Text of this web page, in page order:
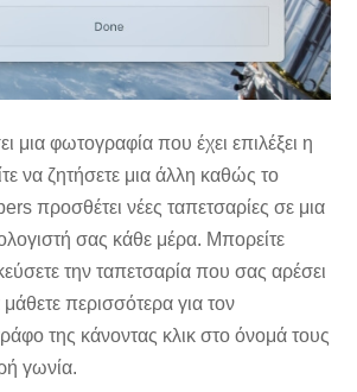
μια φωτογραφία που έχει επιλέξει η
να ζητήσετε μια άλλη καθώς το
προσθέτει νέες ταπετσαρίες σε μια
σας κάθε μέρα. Μπορείτε
την ταπετσαρία που σας αρέσει
περισσότερα για τον
της κάνοντας κλικ στο όνομά τους
γωνία.